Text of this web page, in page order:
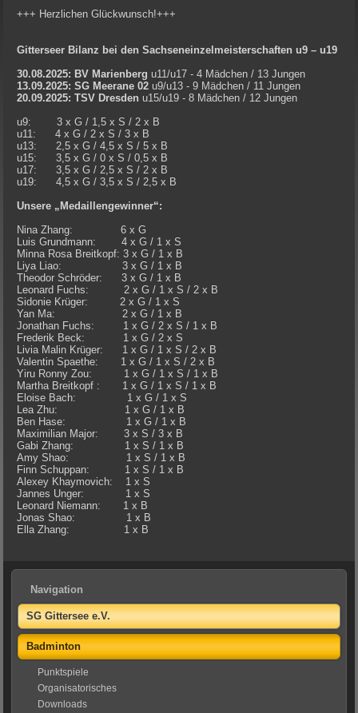
+++ Herzlichen Glückwunsch!+++
Gitterseer Bilanz bei den Sachseneinzelmeisterschaften u9 – u19
30.08.2025: BV Marienbergu11/u17 - 4 Mädchen / 13 Jungen
13.09.2025: SG Meerane 02u9/u13 - 9 Mädchen / 11 Jungen
20.09.2025: TSV Dresdenu15/u19 - 8 Mädchen / 12 Jungen
u9: 3 x G / 1,5 x S / 2 x B
u11: 4 x G / 2 x S / 3 x B
u13: 2,5 x G / 4,5 x S / 5 x B
u15: 3,5 x G / 0 x S / 0,5 x B
u17: 3,5 x G / 2,5 x S / 2 x B
u19: 4,5 x G / 3,5 x S / 2,5 x B
Unsere „Medaillengewinner“:
Nina Zhang: 6 x G
Luis Grundmann: 4 x G / 1 x S
Minna Rosa Breitkopf: 3 x G / 1 x B
Liya Liao: 3 x G / 1 x B
Theodor Schröder: 3 x G / 1 x B
Leonard Fuchs: 2 x G / 1 x S / 2 x B
Sidonie Krüger: 2 x G / 1 x S
Yan Ma: 2 x G / 1 x B
Jonathan Fuchs: 1 x G / 2 x S / 1 x B
Frederik Beck: 1 x G / 2 x S
Livia Malin Krüger: 1 x G / 1 x S / 2 x B
Valentin Spaethe: 1 x G / 1 x S / 2 x B
Yiru Ronny Zou: 1 x G / 1 x S / 1 x B
Martha Breitkopf : 1 x G / 1 x S / 1 x B
Eloise Bach: 1 x G / 1 x S
Lea Zhu: 1 x G / 1 x B
Ben Hase: 1 x G / 1 x B
Maximilian Major: 3 x S / 3 x B
Gabi Zhang: 1 x S / 1 x B
Amy Shao: 1 x S / 1 x B
Finn Schuppan: 1 x S / 1 x B
Alexey Khaymovich: 1 x S
Jannes Unger: 1 x S
Leonard Niemann: 1 x B
Jonas Shao: 1 x B
Ella Zhang: 1 x B
Navigation
SG Gittersee e.V.
Badminton
Punktspiele
Organisatorisches
Downloads